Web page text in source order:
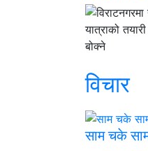
विचार
साम चके